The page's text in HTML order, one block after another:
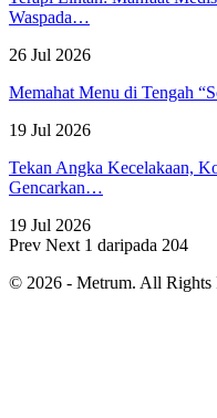
Waspada…
26 Jul 2026
Memahat Menu di Tengah
19 Jul 2026
Tekan Angka Kecelakaan,
Gencarkan…
19 Jul 2026
Prev Next 1 daripada 204
© 2026 - Metrum. All Rights